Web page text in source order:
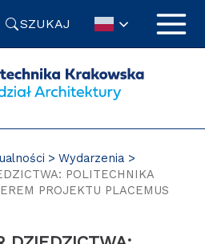
SZUKAJ
Wydarzenia
POLITECHNIKA
PROJEKTU PLACEMUS